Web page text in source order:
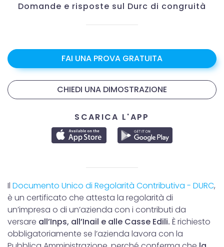
Domande e risposte sul Durc di congruità
FAI UNA PROVA GRATUITA
CHIEDI UNA DIMOSTRAZIONE
SCARICA L'APP
Il Documento Unico di Regolarità Contributiva - DURC,
è un certificato che attesta la regolarità di
un’impresa o di un’azienda con i contributi da
versare all’Inps, all’Inail e alle Casse Edili. È richiesto
obbligatoriamente se l’azienda lavora con la